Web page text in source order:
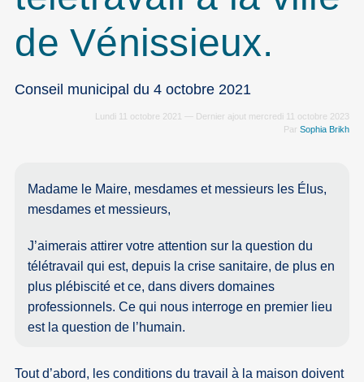
de Vénissieux.
Conseil municipal du 4 octobre 2021
Lundi 11 octobre 2021 — Dernier ajout mercredi 11 octobre 2023
Par Sophia Brikh
Madame le Maire, mesdames et messieurs les Élus,
mesdames et messieurs,
J’aimerais attirer votre attention sur la question du
télétravail qui est, depuis la crise sanitaire, de plus en
plus plébiscité et ce, dans divers domaines
professionnels. Ce qui nous interroge en premier lieu
est la question de l’humain.
Tout d’abord, les conditions du travail à la maison doivent